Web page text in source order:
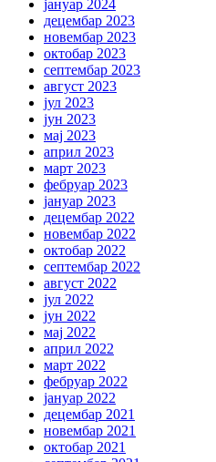
јануар 2024
децембар 2023
новембар 2023
октобар 2023
септембар 2023
август 2023
јул 2023
јун 2023
мај 2023
април 2023
март 2023
фебруар 2023
јануар 2023
децембар 2022
новембар 2022
октобар 2022
септембар 2022
август 2022
јул 2022
јун 2022
мај 2022
април 2022
март 2022
фебруар 2022
јануар 2022
децембар 2021
новембар 2021
октобар 2021